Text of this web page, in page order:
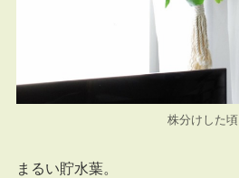
株分けした頃
まるい貯水葉。